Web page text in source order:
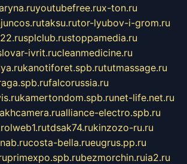
youtubefree.rux-ton.ru
taksu.rutor-lyubov-i-grom.ru
splclub.rustoppamedia.ru
ivrit.rucleanmedicine.ru
kanotiforet.spb.rututmassage.ru
falcorussia.ru
kamertondom.spb.runet-life.net.ru
alliance-electro.spb.ru
tdsak74.rukinzozo-ru.ru
costa-bella.rueugrus.pp.ru
primexpo.spb.rubezmorchin.ruia2.ru